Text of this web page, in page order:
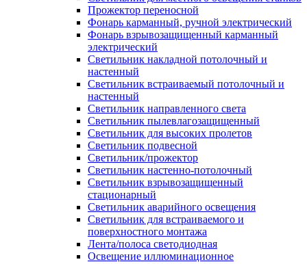
Прожектор переносной
Фонарь карманный, ручной электрический
Фонарь взрывозащищенный карманный
электрический
Светильник накладной потолочный и
настенный
Светильник встраиваемый потолочный и
настенный
Светильник направленного света
Светильник пылевлагозащищенный
Светильник для высоких пролетов
Светильник подвесной
Светильник/прожектор
Светильник настенно-потолочный
Светильник взрывозащищенный
стационарный
Светильник аварийного освещения
Светильник для встраиваемого и
поверхностного монтажа
Лента/полоса светодиодная
Освещение иллюминационное